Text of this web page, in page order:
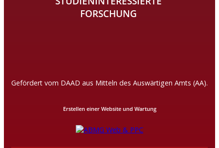
FORSCHUNG
Gefördert vom DAAD aus Mitteln des Auswärtigen Amts (AA).
Erstellen einer Website und Wartung